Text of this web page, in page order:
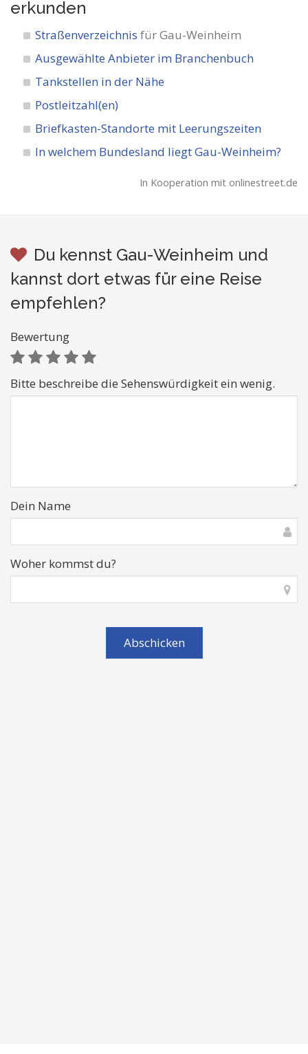
erkunden
Straßenverzeichnis für Gau-Weinheim
Ausgewählte Anbieter im Branchenbuch
Tankstellen in der Nähe
Postleitzahl(en)
Briefkasten-Standorte mit Leerungszeiten
In welchem Bundesland liegt Gau-Weinheim?
In Kooperation mit onlinestreet.de
Du kennst Gau-Weinheim und
kannst dort etwas für eine Reise
empfehlen?
Bewertung
Bitte beschreibe die Sehenswürdigkeit ein wenig.
Dein Name
Woher kommst du?